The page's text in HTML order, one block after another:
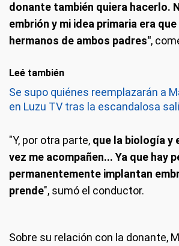
donante también quiera hacerlo.
embrión y mi idea primaria era
hermanos de ambos padres",
Leé también
Se supo quiénes reemplazarán a
en Luzu TV tras la escandalosa
"Y, por otra parte, que la biología y
vez me acompañen... Ya que hay
permanentemente implantan
prende", sumó el conductor.
Sobre su relación con la donante,